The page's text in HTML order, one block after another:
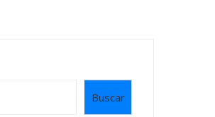
Buscar